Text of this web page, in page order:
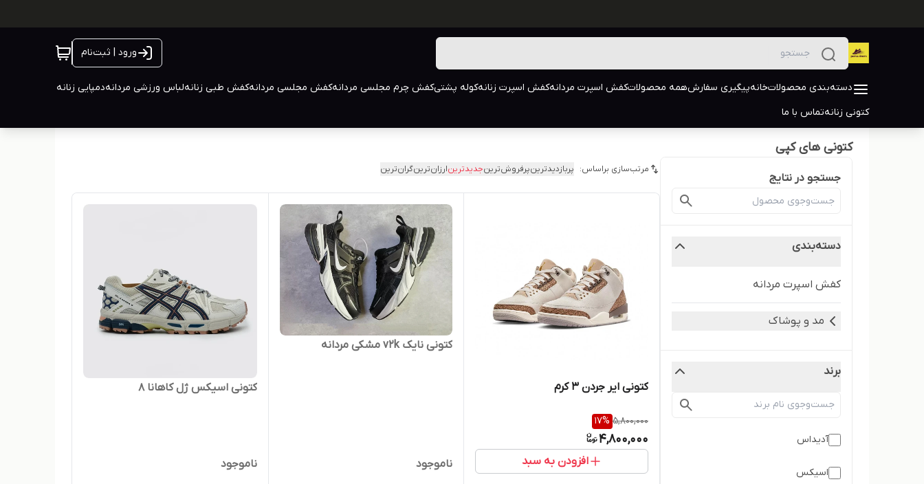
ورود | ثبت‌نام
دسته‌بندی محصولاتخانهپیگیری سفارشهمه محصولاتکفش اسپرت مردانهکفش اسپرت زنانهکوله پشتیکفش چرم مجلسی مردانهکفش مجلسی مردانهکفش طبی زنانهلباس ورزشی مردانهدمپایی زنانه
کتونی زنانهتماس با ما
کتونی های کپی
جستجو در نتایج
دسته‌بندی
کفش اسپرت مردانه
مد و پوشاک
برند
آدیداس
اسیکس
مرتب‌سازی براساس: پربازدیدترینپرفروش‌ترینجدیدترینارزان‌ترینگران‌ترین
کتونی ایر جردن ۳ کرم
5,800,000
17%
4,800,000
افزودن به سبد
کتونی نایک v2k مشکی مردانه
ناموجود
کتونی اسیکس ژل کاهانا 8
ناموجود